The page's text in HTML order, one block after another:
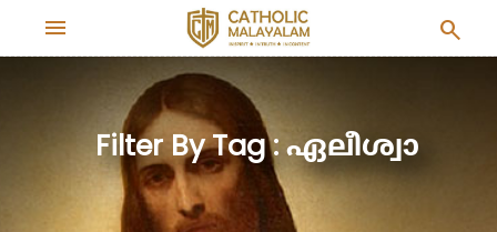
menu search
Filter By Tag : ഏലീശ്വാ